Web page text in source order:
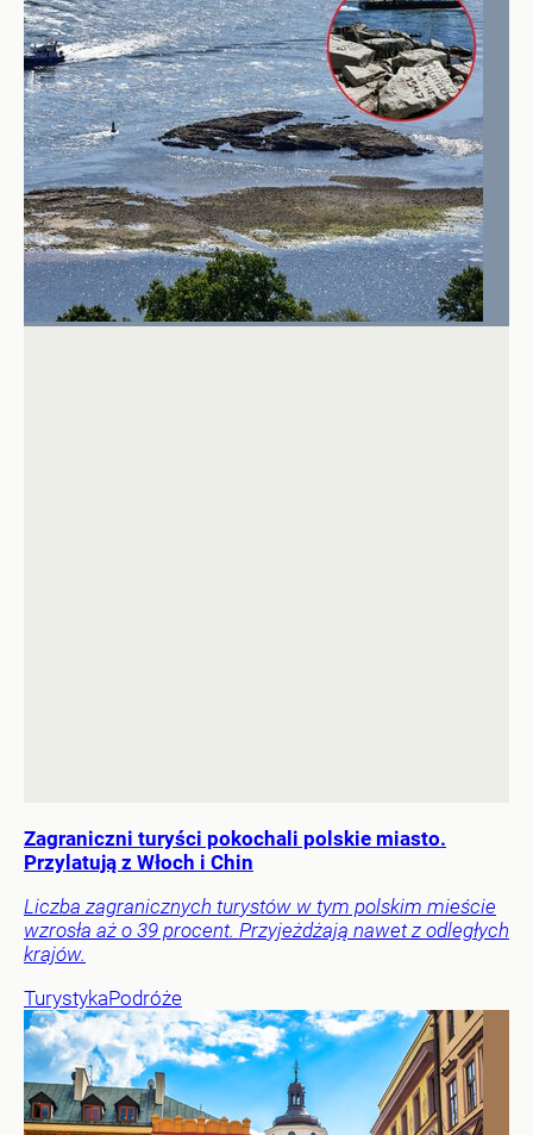
Zagraniczni turyści pokochali polskie miasto.
Przylatują z Włoch i Chin
Liczba zagranicznych turystów w tym polskim mieście
wzrosła aż o 39 procent. Przyjeżdżają nawet z odległych
krajów.
TurystykaPodróże